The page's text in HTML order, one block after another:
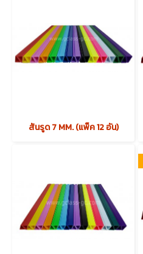
สันรูด 7 MM. (แพ็ค 12 อัน)